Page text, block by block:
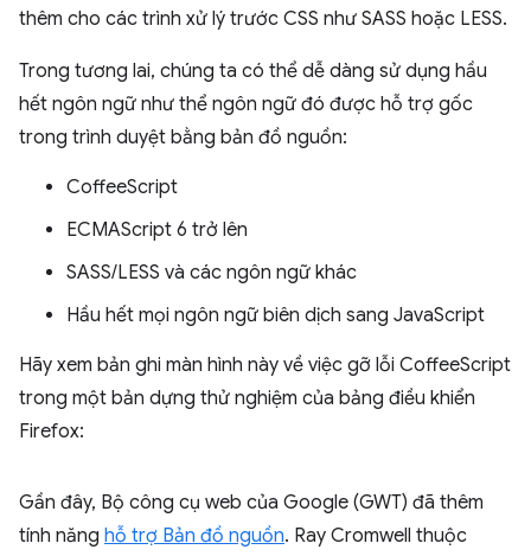
thêm cho các trình xử lý trước CSS như SASS hoặc LESS.
Trong tương lai, chúng ta có thể dễ dàng sử dụng hầu
hết ngôn ngữ như thể ngôn ngữ đó được hỗ trợ gốc
trong trình duyệt bằng bản đồ nguồn:
CoffeeScript
ECMAScript 6 trở lên
SASS/LESS và các ngôn ngữ khác
Hầu hết mọi ngôn ngữ biên dịch sang JavaScript
Hãy xem bản ghi màn hình này về việc gỡ lỗi CoffeeScript
trong một bản dựng thử nghiệm của bảng điều khiển
Firefox:
Gần đây, Bộ công cụ web của Google (GWT) đã thêm
tính năng hỗ trợ Bản đồ nguồn. Ray Cromwell thuộc